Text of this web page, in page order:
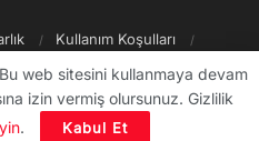
Kullanım Koşulları
web sitesini kullanmaya devam
izin vermiş olursunuz. Gizlilik
. Kabul Et